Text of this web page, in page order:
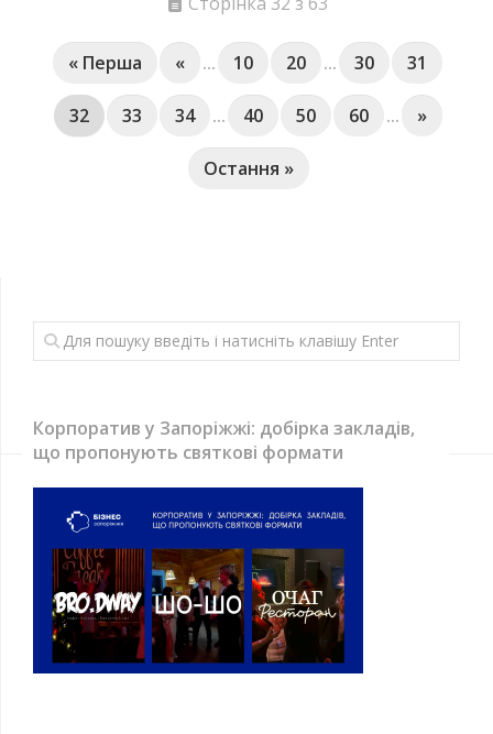
« Перша « ... 10 20 ... 30 31
32 33 34 ... 40 50 60 ... »
Остання »
Корпоратив у Запоріжжі: добірка закладів,
що пропонують святкові формати